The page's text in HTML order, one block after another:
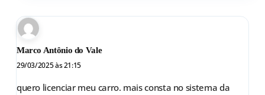
Marco Antônio do Vale
29/03/2025 às 21:15
quero licenciar meu carro. mais consta no sistema da